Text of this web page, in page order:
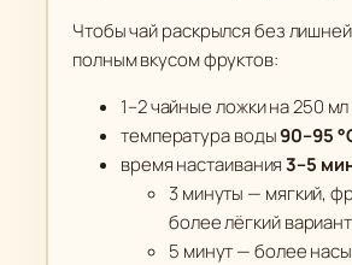
Чтобы чай раскрылся без
полным вкусом фруктов:
1–2 чайные ложки на 250
температура воды90–95
время настаивания3–5
3 минуты — мягкий,
более лёгкий
5 минут — более